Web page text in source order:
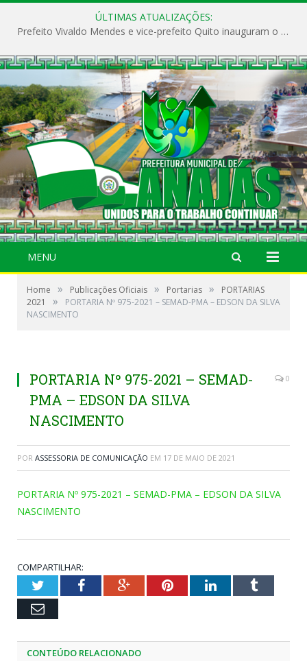
ÚLTIMAS ATUALIZAÇÕES:
Prefeito Vivaldo Mendes e vice-prefeito Quito inauguram o CAPS e fortalecem a saúde pública em Anajás.
MENU
Home » Publicações Oficiais » Portarias »
PORTARIAS
2021
»
PORTARIA Nº 975-2021 – SEMAD-PMA – EDSON DA SILVA
NASCIMENTO
PORTARIA Nº 975-2021 – SEMAD-
PMA – EDSON DA SILVA
NASCIMENTO
0
POR ASSESSORIA DE COMUNICAÇÃO EM 17 DE MAIO DE 2021
PORTARIA Nº 975-2021 – SEMAD-PMA – EDSON DA SILVA
NASCIMENTO
COMPARTILHAR:
TwitterFacebookGoogle+PinterestLinkedInTumblr
Email
CONTEÚDO RELACIONADO